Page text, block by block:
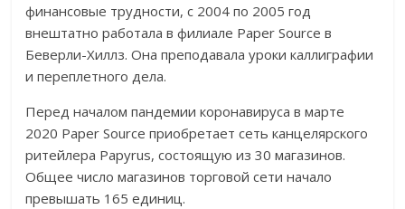
финансовые трудности, с 2004 по 2005 год
внештатно работала в филиале Paper Source в
Беверли-Хиллз. Она преподавала уроки каллиграфии
и переплетного дела.
Перед началом пандемии коронавируса в марте
2020 Paper Source приобретает сеть канцелярского
ритейлера Papyrus, состоящую из 30 магазинов.
Общее число магазинов торговой сети начало
превышать 165 единиц.